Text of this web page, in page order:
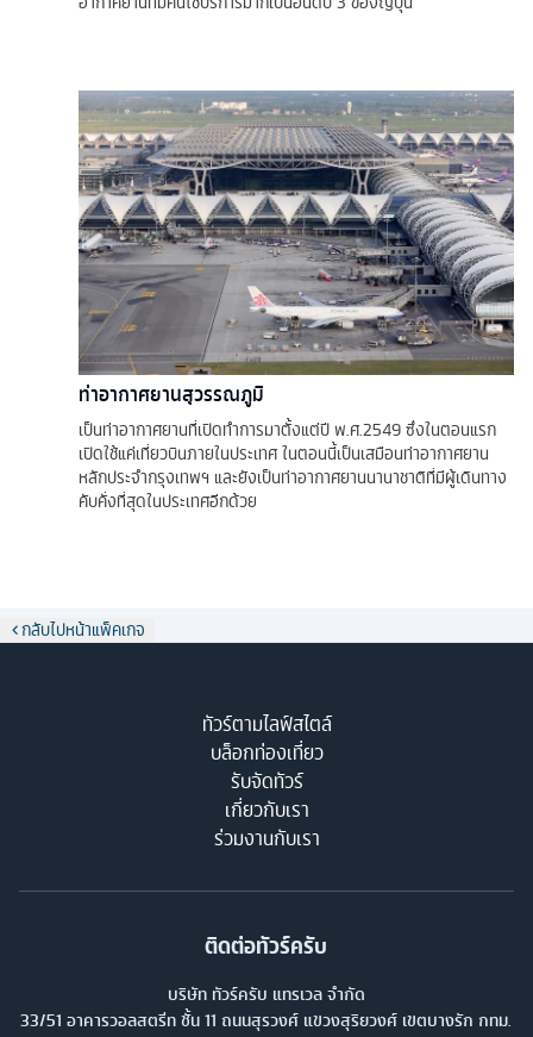
ท่าอากาศยานสุวรรณภูมิ
เป็นท่าอากาศยานที่เปิดทำการมาตั้งแต่ปี พ.ศ.2549 ซึ่งในตอนแรก
เปิดใช้แค่เที่ยวบินภายในประเทศ ในตอนนี้เป็นเสมือนท่าอากาศยาน
หลักประจำกรุงเทพฯ และยังเป็นท่าอากาศยานนานาชาติที่มีผู้เดินทาง
คับคั่งที่สุดในประเทศอีกด้วย
กลับไปหน้าแพ็คเกจ
ทัวร์ตามไลฟ์สไตล์
บล็อกท่องเที่ยว
รับจัดทัวร์
เกี่ยวกับเรา
ร่วมงานกับเรา
ติดต่อทัวร์ครับ
บริษัท ทัวร์ครับ แทรเวล จำกัด
33/51 อาคารวอลสตรีท ชั้น 11 ถนนสุรวงศ์ แขวงสุริยวงศ์ เขตบางรัก กทม.